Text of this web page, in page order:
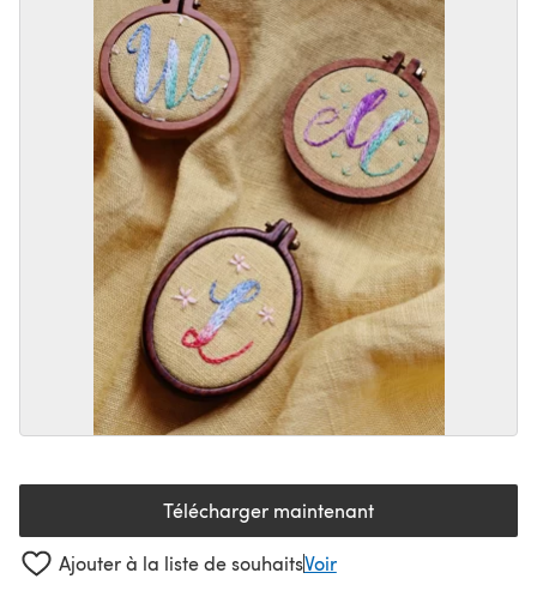
Télécharger maintenant(s'ouvre dans un nouvel
Ajouter à la liste de souhaitsVoir